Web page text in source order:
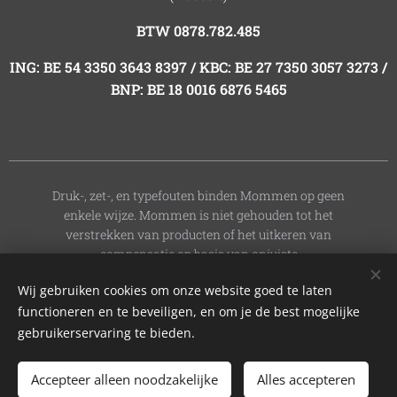
BTW 0878.782.485
ING: BE 54 3350 3643 8397 / KBC: BE 27 7350 3057 3273 /
BNP: BE 18 0016 6876 5465
Druk-, zet-, en typefouten binden Mommen op geen
enkele wijze. Mommen is niet gehouden tot het
verstrekken van producten of het uitkeren van
compensatie op basis van onjuiste
deelnames te weigeren of gespaarde stempels
ongeldig te verklaren bij (het vermoeden van) fraude,
misbruik of het niet naleven van de
Zomerspaaractie van 21 juni tot 21 september 2026 Cookies
Wij gebruiken cookies om onze website goed te laten
functioneren en te beveiligen, en om je de best mogelijke
gebruikerservaring te bieden.
Accepteer alleen noodzakelijke Alles accepteren